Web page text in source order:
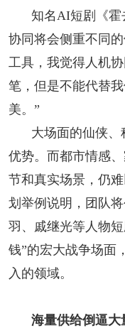
知名AI短剧《
协同将会侧重不同
工具，我觉得人机
笔，但是不能代替
美。”
大场面的仙侠
优势。而都市情感
节和真实场景，仍
划举例说明，团队
羽、戚继光等人物
钱”的宏大战争场面
入的领域。
海量供给倒逼大